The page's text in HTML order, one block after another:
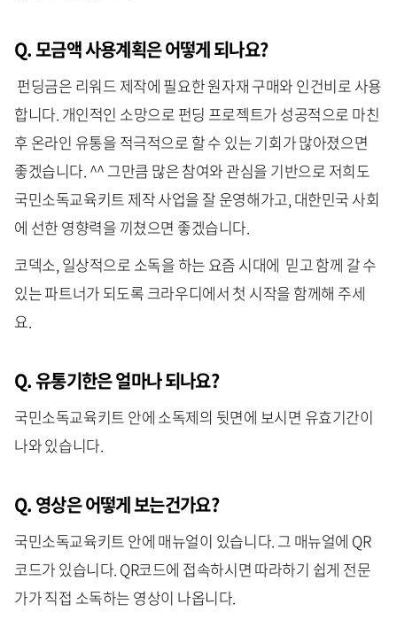
Q. 모금액 사용계획은 어떻게 되나요?
펀딩금은 리워드 제작에 필요한 원자재 구매와 인건비로 사용
합니다. 개인적인 소망으로 펀딩 프로젝트가 성공적으로 마친
후 온라인 유통을 적극적으로 할 수 있는 기회가 많아졌으면
좋겠습니다. ^^ 그만큼 많은 참여와 관심을 기반으로 저희도
국민소독교육키트 제작 사업을 잘 운영해가고, 대한민국 사회
에 선한 영향력을 끼쳤으면 좋겠습니다.
코덱소, 일상적으로 소독을 하는 요즘 시대에 믿고 함께 갈 수
있는 파트너가 되도록 크라우디에서 첫 시작을 함께해 주세
요.
Q. 유통기한은 얼마나 되나요?
국민소독교육키트 안에 소독제의 뒷면에 보시면 유효기간이
나와 있습니다.
Q. 영상은 어떻게 보는건가요?
국민소독교육키트 안에 매뉴얼이 있습니다. 그 매뉴얼에 QR
코드가 있습니다. QR코드에 접속하시면 따라하기 쉽게 전문
가가 직접 소독하는 영상이 나옵니다.